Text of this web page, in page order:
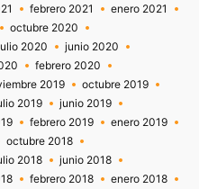
febrero 2021
enero 2021
octubre 2020
2020
junio 2020
febrero 2020
2019
octubre 2019
2019
junio 2019
febrero 2019
enero 2019
octubre 2018
2018
junio 2018
febrero 2018
enero 2018